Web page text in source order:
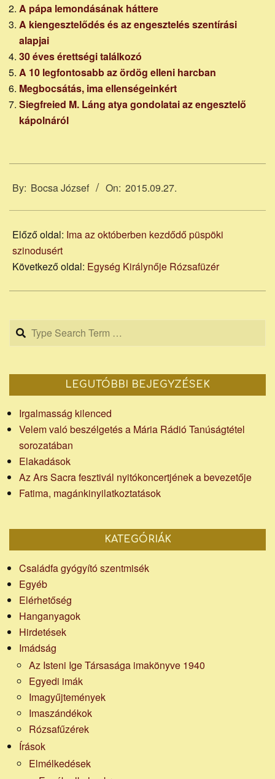
A pápa lemondásának háttere
A kiengesztelődés és az engesztelés szentírási
alapjai
30 éves érettségi találkozó
A 10 legfontosabb az ördög elleni harcban
Megbocsátás, ima ellenségeinkért
Siegfreied M. Láng atya gondolatai az engesztelő
kápolnáról
09-
By: Bocsa József On: 2015.09.27.
Előző oldal: Ima az októberben kezdődő püspöki
szinodusért
Következő oldal: Egység Királynője Rózsafüzér
Search
LEGUTÓBBI BEJEGYZÉSEK
Irgalmasság kilenced
Velem való beszélgetés a Mária Rádió Tanúságtétel
sorozatában
Elakadások
Az Ars Sacra fesztivál nyitókoncertjének a bevezetője
Fatima, magánkinyilatkoztatások
KATEGÓRIÁK
Családfa gyógyító szentmisék
Egyéb
Elérhetőség
Hanganyagok
Hirdetések
Imádság
Az Isteni Ige Társasága imakönyve 1940
Egyedi imák
Imagyűjtemények
Imaszándékok
Rózsafűzérek
Írások
Elmélkedések